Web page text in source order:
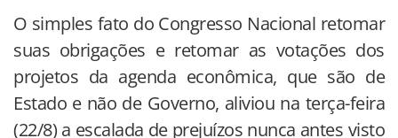
O simples fato do Congresso Nacional retomar
suas obrigações e retomar as votações dos
projetos da agenda econômica, que são de
Estado e não de Governo, aliviou na terça-feira
(22/8) a escalada de prejuízos nunca antes visto